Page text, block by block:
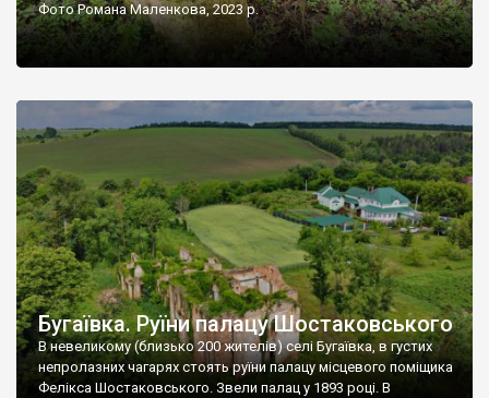
Фото Романа Маленкова, 2023 р.
Бугаївка. Руїни палацу Шостаковського
В невеликому (близько 200 жителів) селі Бугаївка, в густих
непролазних чагарях стоять руїни палацу місцевого поміщика
Фелікса Шостаковського. Звели палац у 1893 році. В